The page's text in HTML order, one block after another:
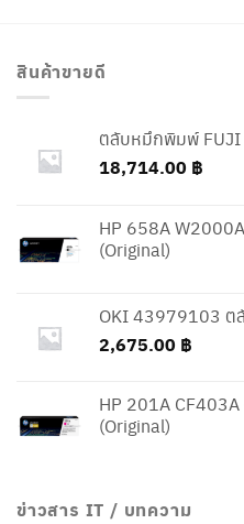
สินค้าขายดี
ตลับหมึกพิมพ์ FUJI
18,714.00 ฿
HP 658A
(Original)
OKI 43979103 ต
2,675.00 ฿
HP 201A
(Original)
ข่าวสาร IT / บทความ